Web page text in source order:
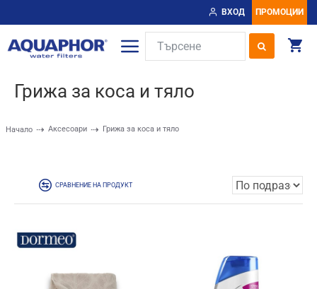
ВХОД ПРОМОЦИИ
Начало Аксесоари Грижа за коса и тяло
Грижа за коса и тяло
СРАВНЕНИЕ НА ПРОДУКТ